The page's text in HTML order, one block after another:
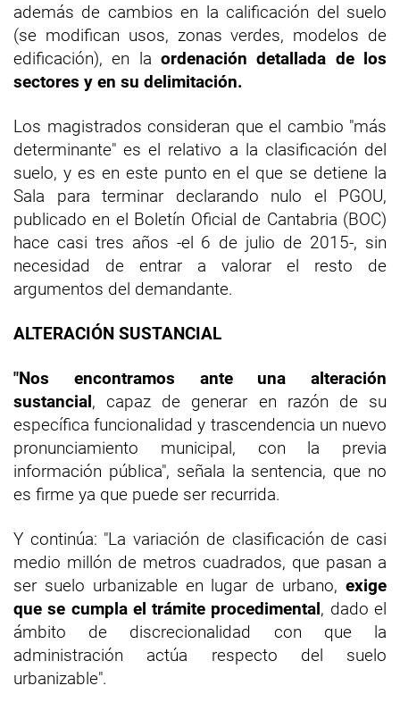
además de cambios en la calificación del suelo
(se modifican usos, zonas verdes, modelos de
edificación), en la ordenación detallada de los
sectores y en su delimitación.
Los magistrados consideran que el cambio "más
determinante" es el relativo a la clasificación del
suelo, y es en este punto en el que se detiene la
Sala para terminar declarando nulo el PGOU,
publicado en el Boletín Oficial de Cantabria (BOC)
hace casi tres años -el 6 de julio de 2015-, sin
necesidad de entrar a valorar el resto de
argumentos del demandante.
ALTERACIÓN SUSTANCIAL
"Nos encontramos ante una alteración
sustancial, capaz de generar en razón de su
específica funcionalidad y trascendencia un nuevo
pronunciamiento municipal, con la previa
información pública", señala la sentencia, que no
es firme ya que puede ser recurrida.
Y continúa: "La variación de clasificación de casi
medio millón de metros cuadrados, que pasan a
ser suelo urbanizable en lugar de urbano, exige
que se cumpla el trámite procedimental, dado el
ámbito de discrecionalidad con que la
administración actúa respecto del suelo
urbanizable".